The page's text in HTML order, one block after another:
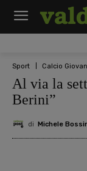
Sport Calcio
Al via la
Berini”
di Michele